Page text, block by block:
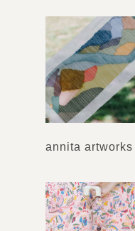
annita artworks